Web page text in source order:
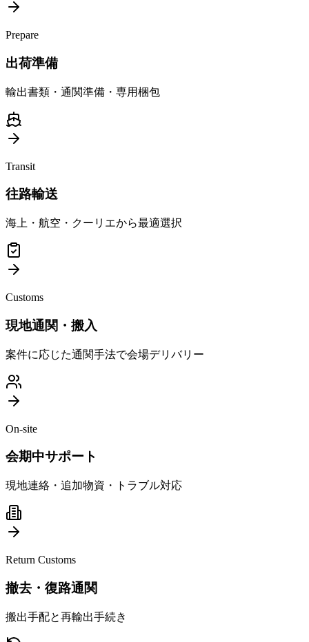
Prepare
出荷準備
輸出書類・通関準備・専用梱包
Transit
往路輸送
海上・航空・クーリエから最適選択
Customs
現地通関・搬入
案件に応じた通関手法で会場デリバリー
On-site
会期中サポート
現地連絡・追加物資・トラブル対応
Return Customs
撤去・復路通関
搬出手配と再輸出手続き